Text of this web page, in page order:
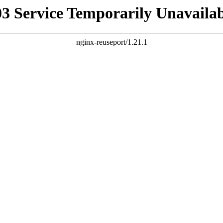
Service Temporarily
nginx-reuseport/1.21.1